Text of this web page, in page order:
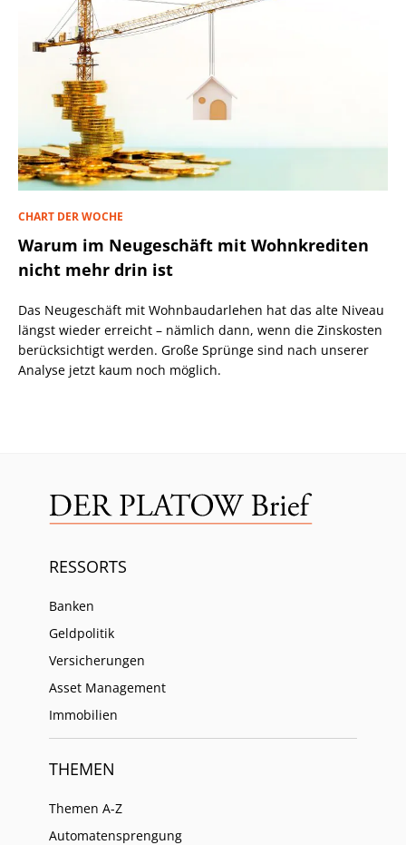
CHART DER WOCHE
Warum im Neugeschäft mit Wohnkrediten
nicht mehr drin ist
Das Neugeschäft mit Wohnbaudarlehen hat das alte Niveau
längst wieder erreicht – nämlich dann, wenn die Zinskosten
berücksichtigt werden. Große Sprünge sind nach unserer
Analyse jetzt kaum noch möglich.
RESSORTS
Banken
Geldpolitik
Versicherungen
Asset Management
Immobilien
THEMEN
Themen A-Z
Automatensprengung